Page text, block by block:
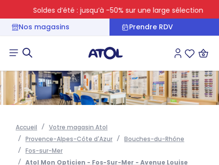
Soldes d’été : jusqu’à -50% sur une large sélection
Nos magasins
Prendre RDV
Connexion
Accueil
Votre magasin Atol
Provence-Alpes-Côte d'Azur
Bouches-du-Rhône
Fos-sur-Mer
Atol Mon Opticien - Fos-Sur-Mer - Avenue Louise